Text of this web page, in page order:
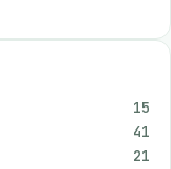
15
41
21